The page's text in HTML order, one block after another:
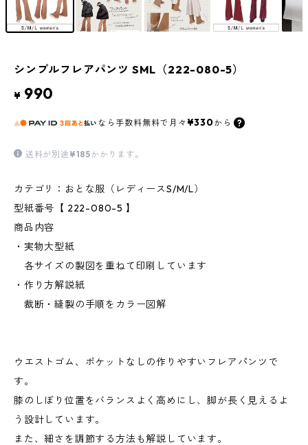
シンプルフレアパンツ SML（222-080-5）
¥ 990
なら 手数料無料で 月々 ¥330から
送料が別途 ¥185かかります。
カテゴリ：おとな服（レディースS/M/L）
型紙番号【 222-080-5 】
商品内容
・実物大型紙
各サイズの製図を重ねて印刷しています
・作り方解説紙
裁断・縫製の手順をカラー図解
ウエストゴム、ポケットなしの作りやすいフレアパンツで
す。
膝のしぼり位置をバランスよく高めにし、脚が長く見えるよ
う設計しています。
また、細さを調節する方法も解説しています。